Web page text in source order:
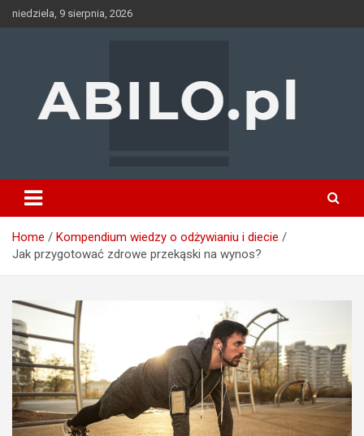
Skip
to
niedziela, 9 sierpnia, 2026
Home
Kompendium wiedzy o odżywianiu i diecie
Jak przygotować zdrowe przekąski na wynos?